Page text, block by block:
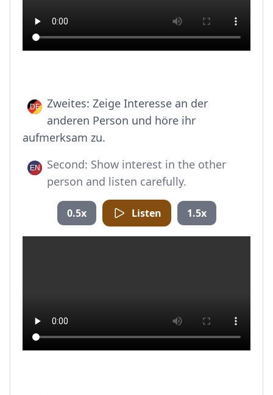
Zweites: Zeige Interesse an der
anderen Person und höre ihr
aufmerksam zu.
Second: Show interest in the other
person and listen carefully.
0.5x Listen 1.5x